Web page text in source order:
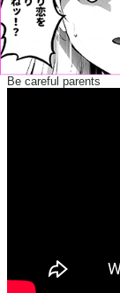
Be careful parents